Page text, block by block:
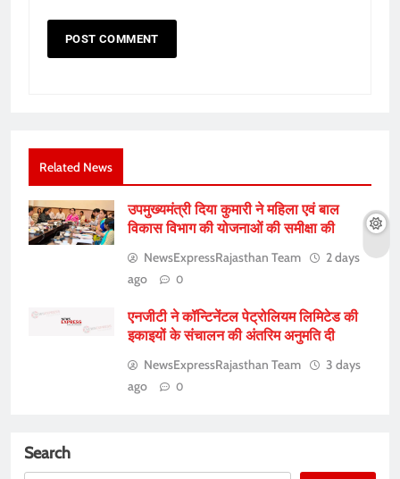
Related News
उपमुख्यमंत्री दिया कुमारी ने महिला एवं बाल
विकास विभाग की योजनाओं की समीक्षा की
NewsExpressRajasthan Team
2 days
ago
0
एनजीटी ने कॉन्टिनेंटल पेट्रोलियम लिमिटेड की
इकाइयों के संचालन की अंतरिम अनुमति दी
NewsExpressRajasthan Team
3 days
ago
0
Search